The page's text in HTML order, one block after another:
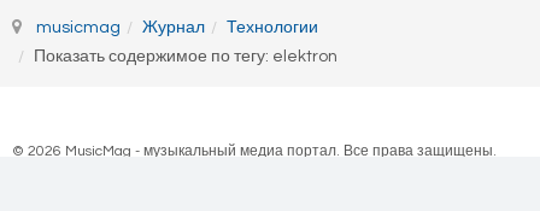
musicmag Журнал
Технологии
Показать содержимое по тегу: elektron
© 2026 MusicMag - музыкальный медиа портал. Все права защищены.